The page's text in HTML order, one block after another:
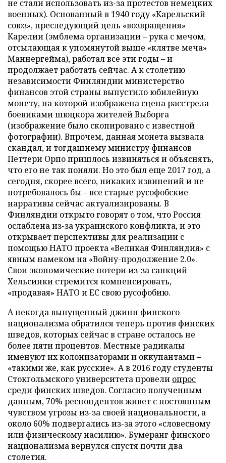
не стали использовать из-за протестов немецких
военных). Основанный в 1940 году «Карельский
союз», преследующий цель «возвращения»
Карелии (эмблема организации – рука с мечом,
отсылающая к упомянутой выше «клятве меча»
Маннергейма), работал все эти годы – и
продолжает работать сейчас. А к столетию
независимости Финляндии министерство
финансов этой страны выпустило юбилейную
монету, на которой изображена сцена расстрела
боевиками шюцкора жителей Выборга
(изображение было скопировано с известной
фотографии). Впрочем, данная монета вызвала
скандал, и тогдашнему министру финансов
Петтери Орпо пришлось извиняться и объяснять,
что его не так поняли. Но это был еще 2017 год, а
сегодня, скорее всего, никаких извинений и не
потребовалось бы – все старые русофобские
нарративы сейчас актуализированы. В
Финляндии открыто говорят о том, что Россия
ослаблена из-за украинского конфликта, и это
открывает перспективы для реализации с
помощью НАТО проекта «Великая Финляндия» с
явным намеком на «Войну-продолжение 2.0».
Свои экономические потери из-за санкций
Хельсинки стремится компенсировать,
«продавая» НАТО и ЕС свою русофобию.
А некогда выпущенный джинн финского
национализма обратился теперь против финских
шведов, которых сейчас в стране осталось не
более пяти процентов. Местные радикалы
именуют их колонизаторами и оккупантами –
«такими же, как русские». А в 2016 году студенты
Стокгольмского университета провели опрос
среди финских шведов. Согласно полученным
данным, 70% респондентов живет с постоянным
чувством угрозы из-за своей национальности, а
около 60% подвергались из-за этого «словесному
или физическому насилию». Бумеранг финского
национализма вернулся спустя почти два
столетия.